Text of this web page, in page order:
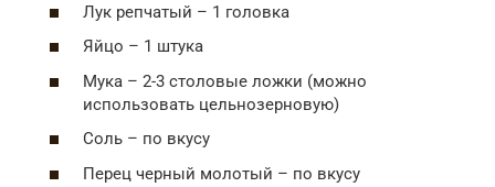
Лук репчатый – 1 головка
Яйцо – 1 штука
Мука – 2-3 столовые ложки (можно
использовать цельнозерновую)
Соль – по вкусу
Перец черный молотый – по вкусу